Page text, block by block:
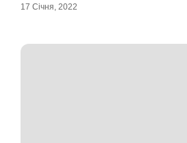
17 Січня, 2022